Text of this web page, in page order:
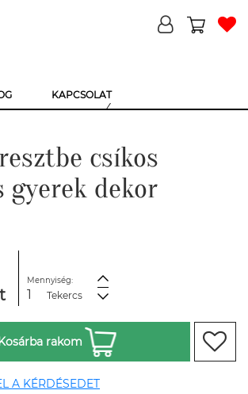
KAPCSOLAT
csíkos
gyerek dekor
Mennyiség:
Tekercs
rakom
A KÉRDÉSEDET